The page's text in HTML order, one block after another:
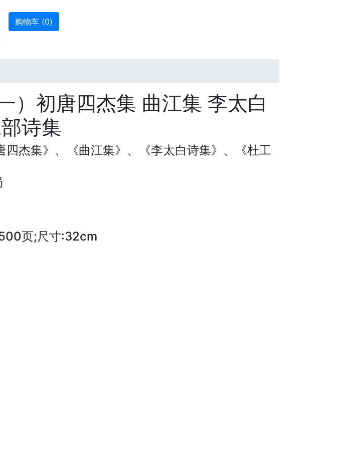
购物车 (0)
）初唐四杰集 曲江集 李太白
诗集
四杰集》、《曲江集》、《李太白诗集》、《杜工
页;尺寸:32cm